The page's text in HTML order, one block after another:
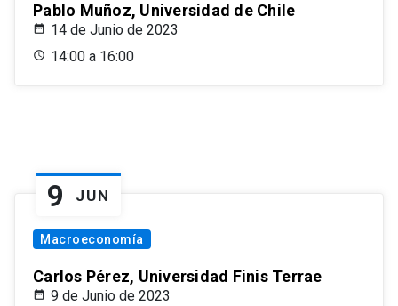
Pablo Muñoz, Universidad de Chile
14 de Junio de 2023
14:00 a 16:00
9 JUN
Macroeconomía
Carlos Pérez, Universidad Finis Terrae
9 de Junio de 2023